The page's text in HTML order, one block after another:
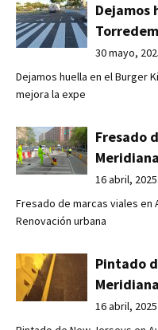
Dejamos
30 mayo,
Dejamos huella en el Burger
mejora la expe
Fresado
16 abril, 2025
Fresado de marcas viales en
Renovación urbana
Pintado
16 abril, 2025